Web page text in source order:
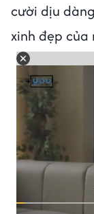
cười dịu
xinh đẹp của